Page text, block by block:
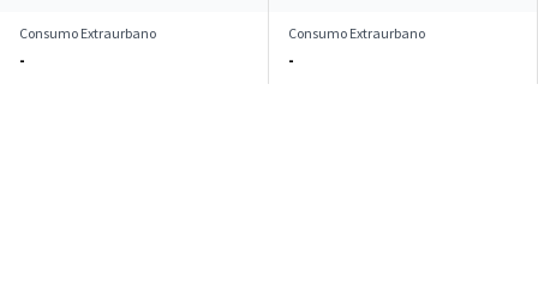
Consumo Extraurbano
-
Consumo Extraurbano
-